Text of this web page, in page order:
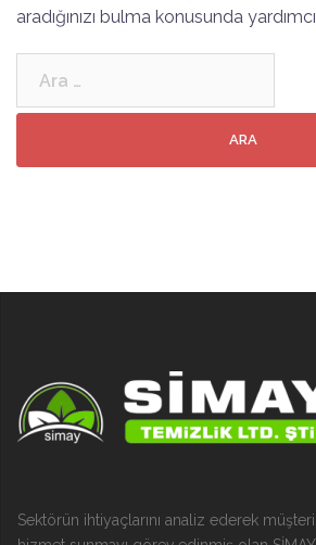
aradığınızı bulma konusunda
Sektörün ihtiyaçlarını analiz ederek